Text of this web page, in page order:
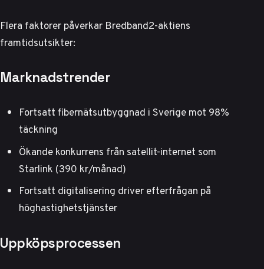
Flera faktorer påverkar Bredband2-aktiens
framtidsutsikter:
Marknadstrender
Fortsatt fibernätsutbyggnad i Sverige mot 98%
täckning
Ökande konkurrens från satellit-internet som
Starlink (390 kr/månad)
Fortsatt digitalisering driver efterfrågan på
höghastighetstjänster
Uppköpsprocessen